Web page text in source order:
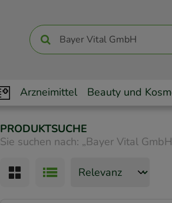
Arzneimittel Beauty und
PRODUKTSUCHE
Sie suchen nach: „Bayer Vital GmbH